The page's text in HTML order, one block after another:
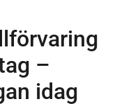
–
idag